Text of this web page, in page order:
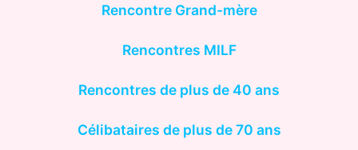
Rencontre Grand-mère
Rencontres MILF
Rencontres de plus de 40 ans
Célibataires de plus de 70 ans